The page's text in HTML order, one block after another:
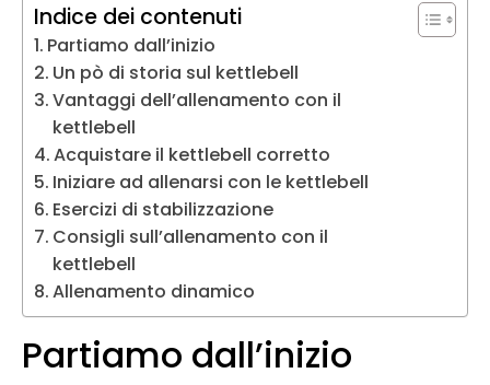
Indice dei contenuti
Partiamo dall’inizio
Un pò di storia sul kettlebell
Vantaggi dell’allenamento con il
kettlebell
Acquistare il kettlebell corretto
Iniziare ad allenarsi con le kettlebell
Esercizi di stabilizzazione
Consigli sull’allenamento con il
kettlebell
Allenamento dinamico
Partiamo dall’inizio